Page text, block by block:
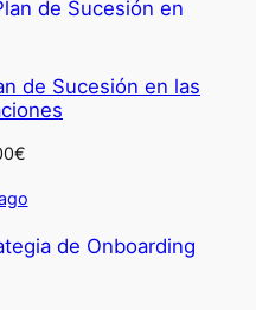
de Sucesión en las
€